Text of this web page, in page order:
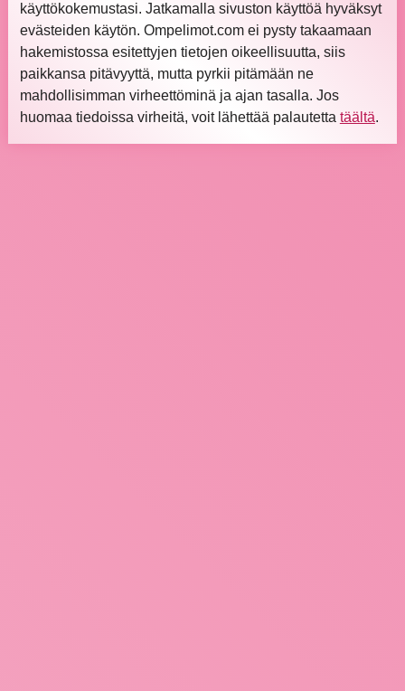
käyttökokemustasi. Jatkamalla sivuston käyttöä hyväksyt
evästeiden käytön. Ompelimot.com ei pysty takaamaan
hakemistossa esitettyjen tietojen oikeellisuutta, siis
paikkansa pitävyyttä, mutta pyrkii pitämään ne
mahdollisimman virheettöminä ja ajan tasalla. Jos
huomaa tiedoissa virheitä, voit lähettää palautetta täältä.